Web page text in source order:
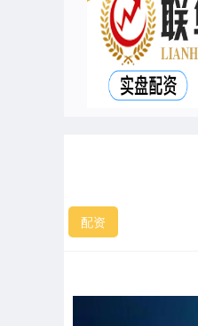
配资